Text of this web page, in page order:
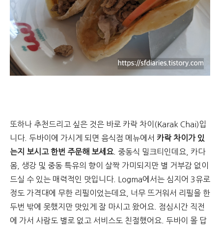
또하나 추천드리고 싶은 것은 바로 카락 차이(Karak Chai)입
니다. 두바이에 가시게 되면 음식점 메뉴에서 카락 차이가 있
는지 보시고 한번 주문해 보세요. 중동식 밀크티인데요, 카다
몸, 생강 및 중동 특유의 향이 살짝 가미되지만 별 거부감 없이
드실 수 있는 매력적인 맛입니다. Logma에서는 심지어 3유로
정도 가격대에 무한 리필이었는데요, 너무 뜨거워서 리필을 한
두번 밖에 못했지만 맛있게 잘 마시고 왔어요. 점심시간 직전
에 가서 사람도 별로 없고 서비스도 친절했어요. 두바이 몰 답